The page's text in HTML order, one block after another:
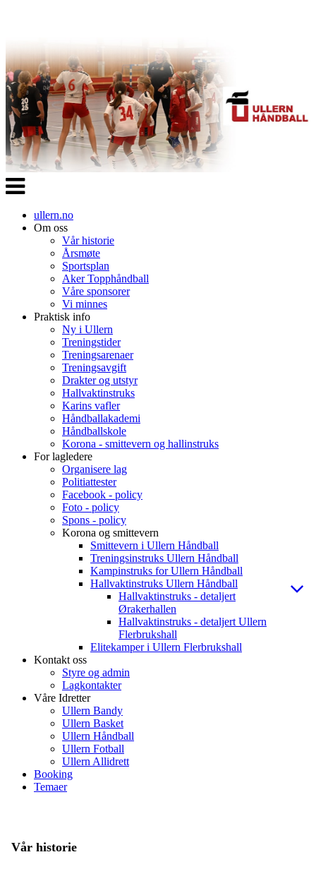
Veksle
navigasjon
ullern.no
Om oss
Vår historie
Årsmøte
Sportsplan
Aker Topphåndball
Våre sponsorer
Vi minnes
Praktisk info
Ny i Ullern
Treningstider
Treningsarenaer
Treningsavgift
Drakter og utstyr
Hallvaktinstruks
Karins vafler
Håndballakademi
Håndballskole
Korona - smittevern og hallinstruks
For lagledere
Organisere lag
Politiattester
Facebook - policy
Foto - policy
Spons - policy
Korona og smittevern
Smittevern i Ullern Håndball
Treningsinstruks Ullern Håndball
Kampinstruks for Ullern Håndball
Hallvaktinstruks Ullern Håndball
Hallvaktinstruks - detaljert
Ørakerhallen
Hallvaktinstruks - detaljert Ullern
Flerbrukshall
Elitekamper i Ullern Flerbrukshall
Kontakt oss
Styre og admin
Lagkontakter
Våre Idretter
Ullern Bandy
Ullern Basket
Ullern Håndball
Ullern Fotball
Ullern Allidrett
Booking
Temaer
Vår historie